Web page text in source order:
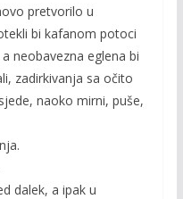
pretvorilo u
bi kafanom potoci
neobavezna eglena bi
zadirkivanja sa očito
naoko mirni, puše,
dalek, a ipak u